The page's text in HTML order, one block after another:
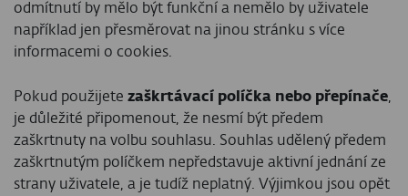
odmítnutí by mělo být funkční a nemělo by uživatele
například jen přesměrovat na jinou stránku s více
informacemi o cookies.
Pokud použijete zaškrtávací políčka nebo přepínače,
je důležité připomenout, že nesmí být předem
zaškrtnuty na volbu souhlasu. Souhlas udělený předem
zaškrtnutým políčkem nepředstavuje aktivní jednání ze
strany uživatele, a je tudíž neplatný. Výjimkou jsou opět